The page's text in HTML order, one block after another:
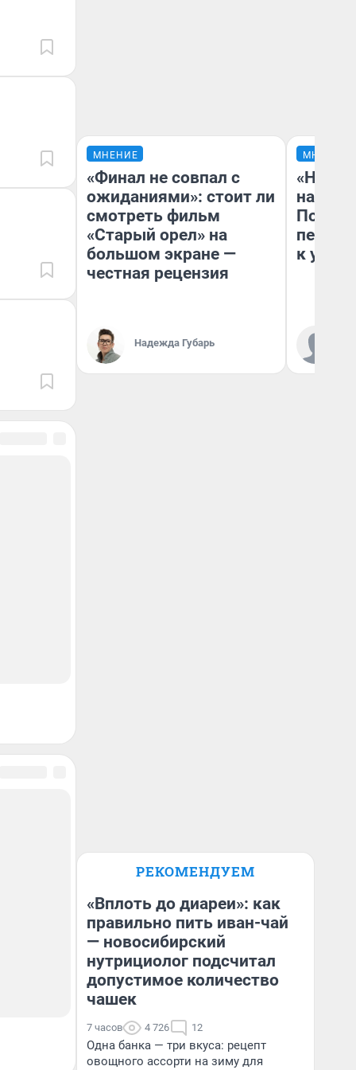
МНЕНИЕ
«Финал не совпал с
ожиданиями»: стоит ли
смотреть фильм
«Старый орел» на
большом экране —
честная рецензия
Надежда Губарь
МНЕНИЕ
«Надо
надо
к
РЕКОМЕНДУЕМ
«Вплоть до диареи»: как
правильно пить иван-чай
— новосибирский
нутрициолог подсчитал
допустимое количество
чашек
7 часов 4 726 12
Одна банка — три вкуса: рецепт
овощного ассорти на зиму для